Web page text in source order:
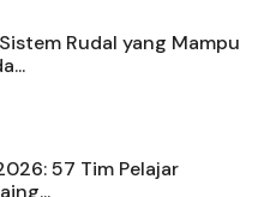
Rudal yang Mampu
57 Tim Pelajar